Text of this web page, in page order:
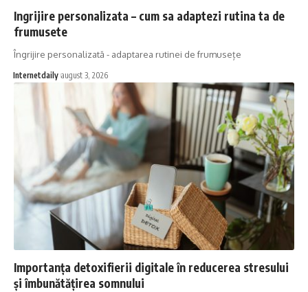
Ingrijire personalizata – cum sa adaptezi rutina ta de
frumusete
Îngrijire personalizată - adaptarea rutinei de frumusețe
Internetdaily august 3, 2026
Importanța detoxifierii digitale în reducerea stresului
și îmbunătățirea somnului